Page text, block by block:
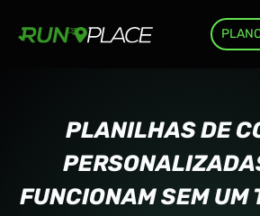
PLANILHAS DE
FUNCIONAM SEM UM